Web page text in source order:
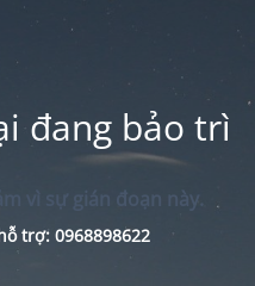
đang bảo trì
vì sự gián đoạn này.
trợ: 0968898622